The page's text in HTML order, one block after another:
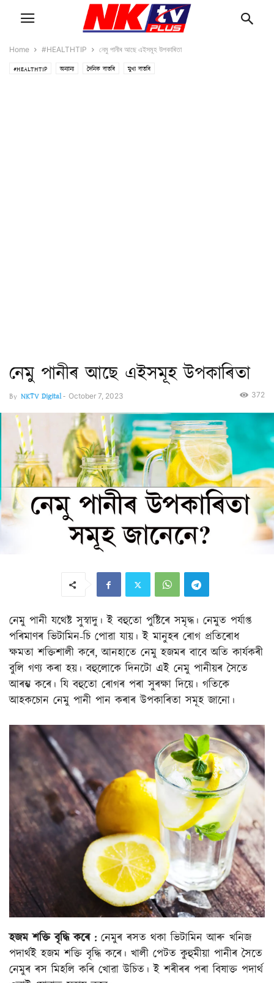
Home #HEALTHTIP নেমু পানীৰ আছে এইসমূহ উপকাৰিতা
#HEALTHTIP অন্যান্য দৈনিক বাতৰি মুখ্য বাতৰি
নেমু পানীৰ আছে এইসমূহ উপকাৰিতা
By NKTV Digital- October 7, 2023 372
নেমু পানী যথেষ্ট সুস্বাদু। ই বহুতো পুষ্টিৰে সমৃদ্ধ। নেমুত পৰ্যাপ্ত
পৰিমাণৰ ভিটামিন-চি পোৱা যায়। ই মানুহৰ ৰোগ প্ৰতিৰোধ
ক্ষমতা শক্তিশালী কৰে, আনহাতে নেমু হজমৰ বাবে অতি কাৰ্যকৰী
বুলি গণ্য কৰা হয়। বহুলোকে দিনটো এই নেমু পানীয়ৰ সৈতে
আৰম্ভ কৰে। যি বহুতো ৰোগৰ পৰা সুৰক্ষা দিয়ে। গতিকে
আহকচোন নেমু পানী পান কৰাৰ উপকাৰিতা সমূহ জানো।
হজম শক্তি বৃদ্ধি কৰে : নেমুৰ ৰসত থকা ভিটামিন আৰু খনিজ
পদাৰ্থই হজম শক্তি বৃদ্ধি কৰে। খালী পেটত কুহুমীয়া পানীৰ সৈতে
নেমুৰ ৰস মিহলি কৰি খোৱা উচিত। ই শৰীৰৰ পৰা বিষাক্ত পদাৰ্থ